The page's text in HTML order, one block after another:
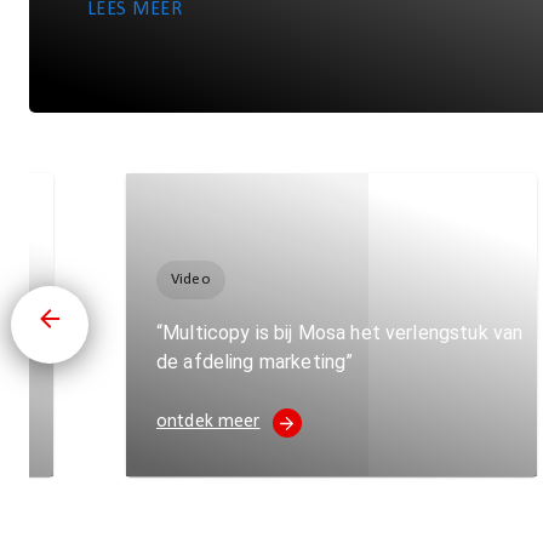
LEES MEER
Video
“Multicopy is bij Mosa het verlengstuk van
de afdeling marketing”
ontdek meer